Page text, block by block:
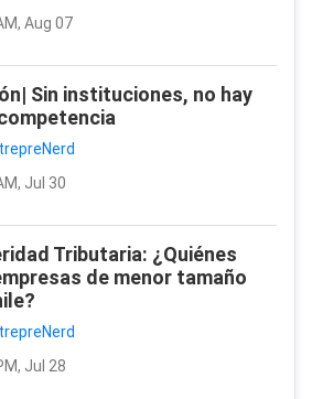
Aug 07
Sin instituciones, no hay
Jul 30
Tributaria: ¿Quiénes
de menor tamaño
Jul 28